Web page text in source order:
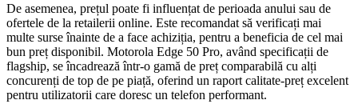
De asemenea, prețul poate fi influențat de perioada anului sau de
ofertele de la retailerii online. Este recomandat să verificați mai
multe surse înainte de a face achiziția, pentru a beneficia de cel mai
bun preț disponibil. Motorola Edge 50 Pro, având specificații de
flagship, se încadrează într-o gamă de preț comparabilă cu alți
concurenți de top de pe piață, oferind un raport calitate-preț excelent
pentru utilizatorii care doresc un telefon performant.